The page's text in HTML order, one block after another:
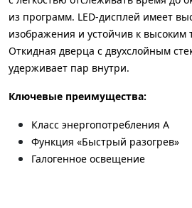
из программ. LED-дисплей имеет
изображения и устойчив к высоким
Откидная дверца с двухслойным
удерживает пар внутри.
Ключевые преимущества:
Класс энергопотребления А
Функция «Быстрый разогрев»
Галогенное освещение